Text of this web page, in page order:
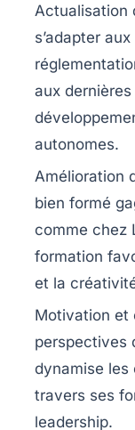
Actualisation
s’adapter
aux
autonomes.
Amélioration
bien formé
comme chez
formation
et la
Motivation et
perspectives
dynamise les
travers ses
leadership.